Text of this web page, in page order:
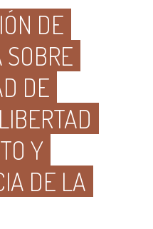
DE
SOBRE
DE
Y
DE LA